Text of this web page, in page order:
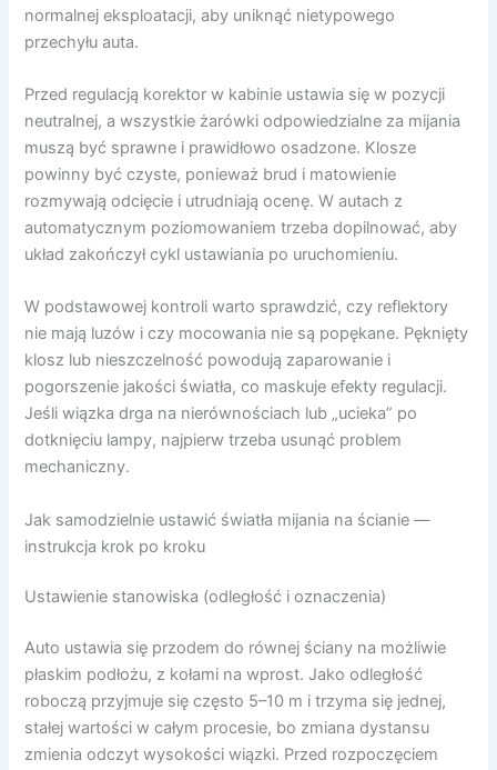
normalnej eksploatacji, aby uniknąć nietypowego
przechyłu auta.
Przed regulacją korektor w kabinie ustawia się w pozycji
neutralnej, a wszystkie żarówki odpowiedzialne za mijania
muszą być sprawne i prawidłowo osadzone. Klosze
powinny być czyste, ponieważ brud i matowienie
rozmywają odcięcie i utrudniają ocenę. W autach z
automatycznym poziomowaniem trzeba dopilnować, aby
układ zakończył cykl ustawiania po uruchomieniu.
W podstawowej kontroli warto sprawdzić, czy reflektory
nie mają luzów i czy mocowania nie są popękane. Pęknięty
klosz lub nieszczelność powodują zaparowanie i
pogorszenie jakości światła, co maskuje efekty regulacji.
Jeśli wiązka drga na nierównościach lub „ucieka” po
dotknięciu lampy, najpierw trzeba usunąć problem
mechaniczny.
Jak samodzielnie ustawić światła mijania na ścianie —
instrukcja krok po kroku
Ustawienie stanowiska (odległość i oznaczenia)
Auto ustawia się przodem do równej ściany na możliwie
płaskim podłożu, z kołami na wprost. Jako odległość
roboczą przyjmuje się często 5–10 m i trzyma się jednej,
stałej wartości w całym procesie, bo zmiana dystansu
zmienia odczyt wysokości wiązki. Przed rozpoczęciem